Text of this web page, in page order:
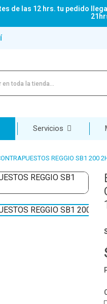
de las 12 hrs. tu pedido
Servicios
REGGIO SB1 200